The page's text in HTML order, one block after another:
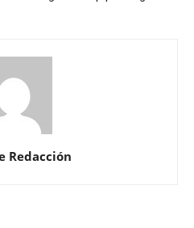
Redacción